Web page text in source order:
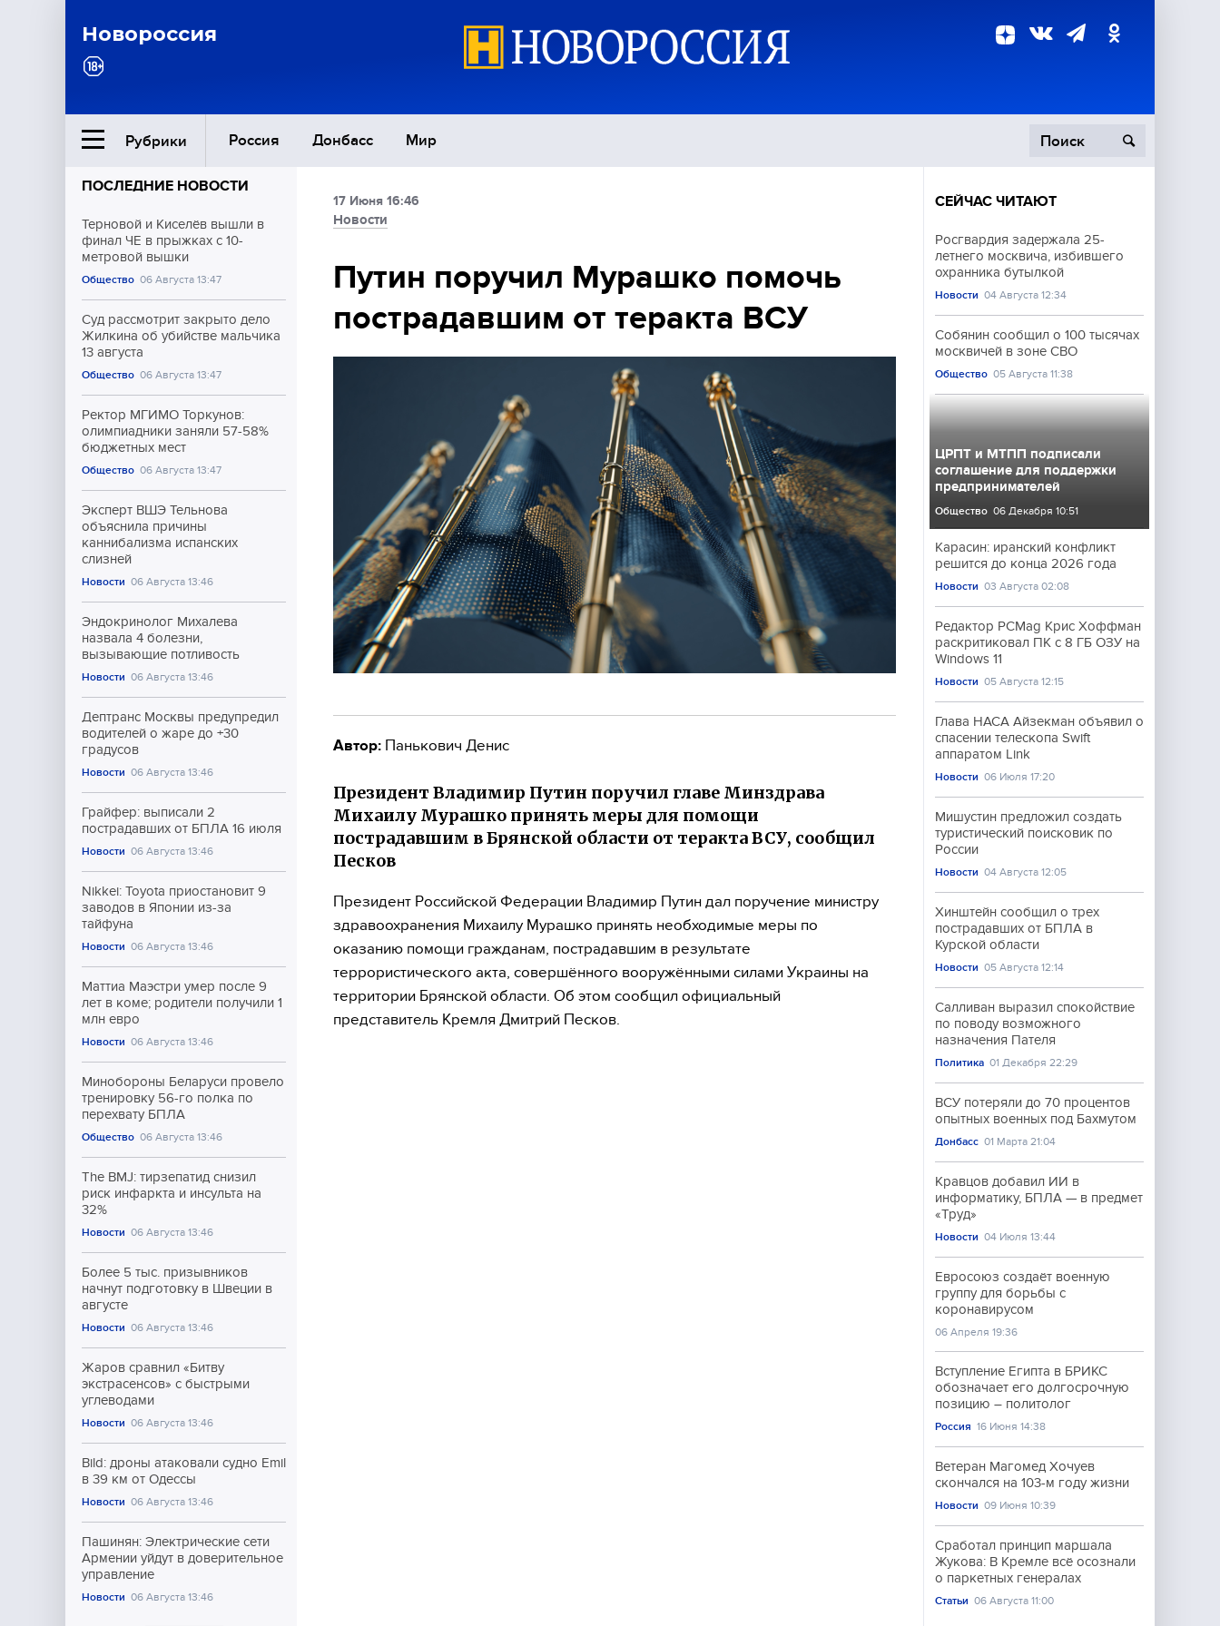
Новороссия
Рубрики Россия Донбасс Мир
Ближний Восток
Общество
Экономика
Происшествия
Культура
Спорт
ПОСЛЕДНИЕ НОВОСТИ
Терновой и Киселёв вышли в
финал ЧЕ в прыжках с 10-
метровой вышки
Общество 06 Августа 13:47
Суд рассмотрит закрыто дело
Жилкина об убийстве мальчика
13 августа
Общество 06 Августа 13:47
Ректор МГИМО Торкунов:
олимпиадники заняли 57-58%
бюджетных мест
Общество 06 Августа 13:47
Эксперт ВШЭ Тельнова
объяснила причины
каннибализма испанских
слизней
Новости 06 Августа 13:46
Эндокринолог Михалева
назвала 4 болезни,
вызывающие потливость
Новости 06 Августа 13:46
Дептранс Москвы предупредил
водителей о жаре до +30
градусов
Новости 06 Августа 13:46
Грайфер: выписали 2
пострадавших от БПЛА 16 июля
Новости 06 Августа 13:46
Nikkei: Toyota приостановит 9
заводов в Японии из-за
тайфуна
Новости 06 Августа 13:46
Маттиа Маэстри умер после 9
лет в коме; родители получили 1
млн евро
Новости 06 Августа 13:46
Минобороны Беларуси провело
тренировку 56-го полка по
перехвату БПЛА
Общество 06 Августа 13:46
The BMJ: тирзепатид снизил
риск инфаркта и инсульта на
32%
Новости 06 Августа 13:46
Более 5 тыс. призывников
начнут подготовку в Швеции в
августе
Новости 06 Августа 13:46
Жаров сравнил «Битву
экстрасенсов» с быстрыми
углеводами
Новости 06 Августа 13:46
Bild: дроны атаковали судно Emil
в 39 км от Одессы
Новости 06 Августа 13:46
Пашинян: Электрические сети
Армении уйдут в доверительное
управление
Новости 06 Августа 13:46
17 Июня 16:46
Новости
Путин поручил Мурашко помочь
пострадавшим от теракта ВСУ
Автор: Панькович Денис
Президент Владимир Путин поручил главе Минздрава
Михаилу Мурашко принять меры для помощи
пострадавшим в Брянской области от теракта ВСУ, сообщил
Песков
Президент Российской Федерации Владимир Путин дал поручение министру
здравоохранения Михаилу Мурашко принять необходимые меры по
оказанию помощи гражданам, пострадавшим в результате
террористического акта, совершённого вооружёнными силами Украины на
территории Брянской области. Об этом сообщил официальный
представитель Кремля Дмитрий Песков.
СЕЙЧАС ЧИТАЮТ
Росгвардия задержала 25-
летнего москвича, избившего
охранника бутылкой
Новости 04 Августа 12:34
Собянин сообщил о 100 тысячах
москвичей в зоне СВО
Общество 05 Августа 11:38
ЦРПТ и МТПП подписали
соглашение для поддержки
предпринимателей
Общество 06 Декабря 10:51
Карасин: иранский конфликт
решится до конца 2026 года
Новости 03 Августа 02:08
Редактор PCMag Крис Хоффман
раскритиковал ПК с 8 ГБ ОЗУ на
Windows 11
Новости 05 Августа 12:15
Глава НАСА Айзекман объявил о
спасении телескопа Swift
аппаратом Link
Новости 06 Июля 17:20
Мишустин предложил создать
туристический поисковик по
России
Новости 04 Августа 12:05
Хинштейн сообщил о трех
пострадавших от БПЛА в
Курской области
Новости 05 Августа 12:14
Салливан выразил спокойствие
по поводу возможного
назначения Пателя
Политика 01 Декабря 22:29
ВСУ потеряли до 70 процентов
опытных военных под Бахмутом
Донбасс 01 Марта 21:04
Кравцов добавил ИИ в
информатику, БПЛА — в предмет
«Труд»
Новости 04 Июля 13:44
Евросоюз создаёт военную
группу для борьбы с
коронавирусом
06 Апреля 19:36
Вступление Египта в БРИКС
обозначает его долгосрочную
позицию – политолог
Россия 16 Июня 14:38
Ветеран Магомед Хочуев
скончался на 103-м году жизни
Новости 09 Июня 10:39
Сработал принцип маршала
Жукова: В Кремле всё осознали
о паркетных генералах
Статьи 06 Августа 11:00